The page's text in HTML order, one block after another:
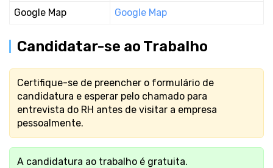
Google Map
Google Map
Candidatar-se ao Trabalho
Certifique-se de preencher o formulário de
candidatura e esperar pelo chamado para
entrevista do RH antes de visitar a empresa
pessoalmente.
A candidatura ao trabalho é gratuita.